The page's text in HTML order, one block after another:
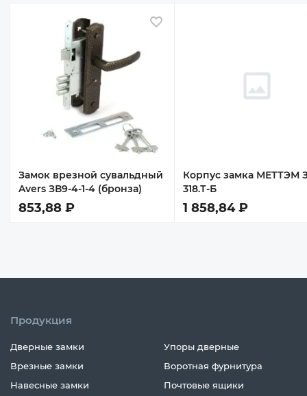
Замок врезной сувальдный
Avers ЗВ9-4-1-4 (бронза)
853,88 ₽
В избранное
Корпус замка МЕТТЭМ
318.Т-Б
1 858,84 ₽
Продукция
Дверные замки
Врезные замки
Навесные замки
Упоры дверные
Воротная фурнитура
Почтовые ящики